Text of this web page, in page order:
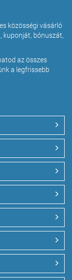
közösségi vásárló
kuponját, bónuszát,
az összes
a legfrissebb